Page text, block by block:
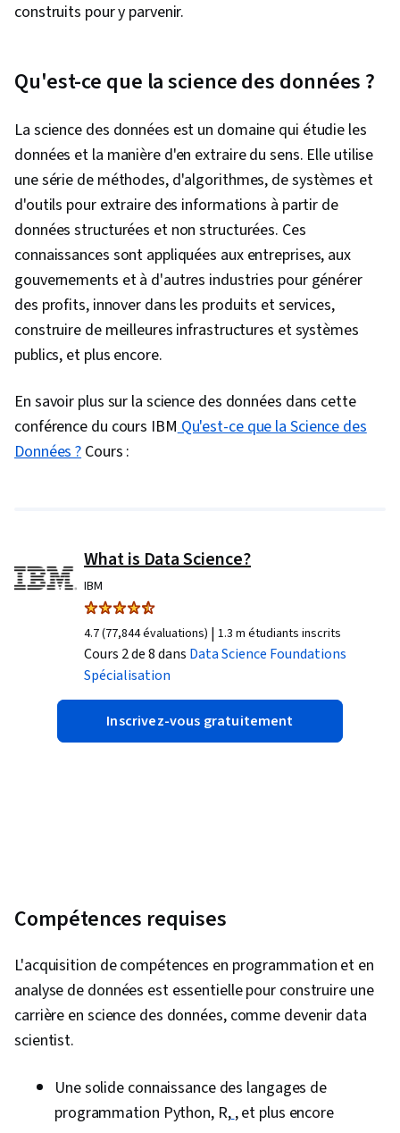
construits pour y parvenir.
Qu'est-ce que la science des données ?
La science des données est un domaine qui étudie les
données et la manière d'en extraire du sens. Elle utilise
une série de méthodes, d'algorithmes, de systèmes et
d'outils pour extraire des informations à partir de
données structurées et non structurées. Ces
connaissances sont appliquées aux entreprises, aux
gouvernements et à d'autres industries pour générer
des profits, innover dans les produits et services,
construire de meilleures infrastructures et systèmes
publics, et plus encore.
En savoir plus sur la science des données dans cette
conférence du cours IBMQu'est-ce que la Science des
Données ?Cours :
0:00/2:29
What is Data Science?
IBM
4.7 (77,844 évaluations) | 1.3 m étudiants inscrits
Cours 2 de 8 dans Data Science Foundations
Spécialisation
Inscrivez-vous gratuitement
Compétences requises
L'acquisition de compétences en programmation et en
analyse de données est essentielle pour construire une
carrière en science des données, comme devenir data
scientist.
Une solide connaissance des langages de
programmation Python, R,, et plus encore